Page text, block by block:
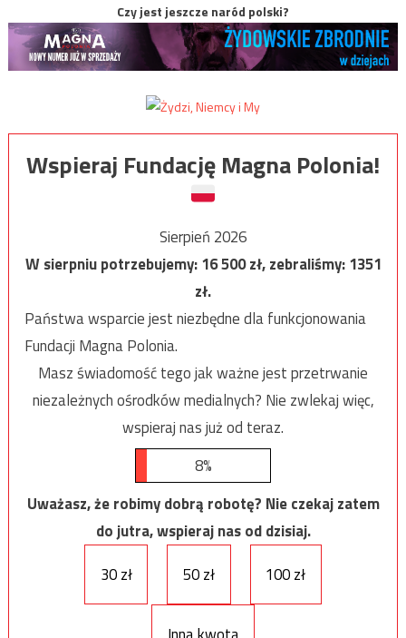
Czy jest jeszcze naród polski?
Wspieraj Fundację Magna Polonia!
Sierpień 2026
W sierpniu potrzebujemy:16 500zł, zebraliśmy:1351
zł.
Państwa wsparcie jest niezbędne dla funkcjonowania
Fundacji Magna Polonia.
Masz świadomość tego jak ważne jest przetrwanie
niezależnych ośrodków medialnych? Nie zwlekaj więc,
wspieraj nas już od teraz.
8%
Uważasz, że robimy dobrą robotę? Nie czekaj zatem
do jutra, wspieraj nas od dzisiaj.
30 zł
50 zł 100 zł